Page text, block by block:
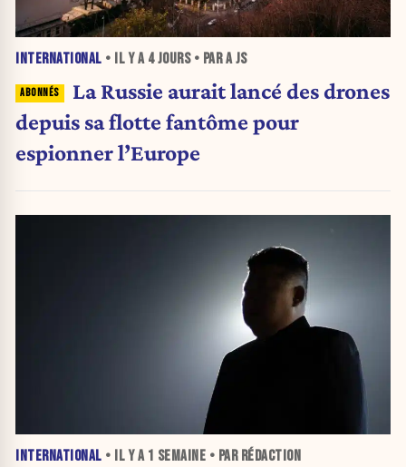
INTERNATIONAL • IL Y A 4 JOURS• PAR A JS
La Russie aurait lancé des drones
depuis sa flotte fantôme pour
espionner l’Europe
INTERNATIONAL • IL Y A 1 SEMAINE • PAR RÉDACTION